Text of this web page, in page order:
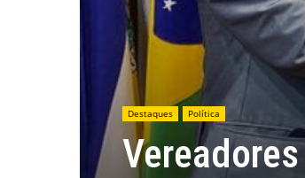
Destaques Política